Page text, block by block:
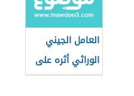
العامل الجيني
الوراثي أثره على
الطاقة الإيجابية